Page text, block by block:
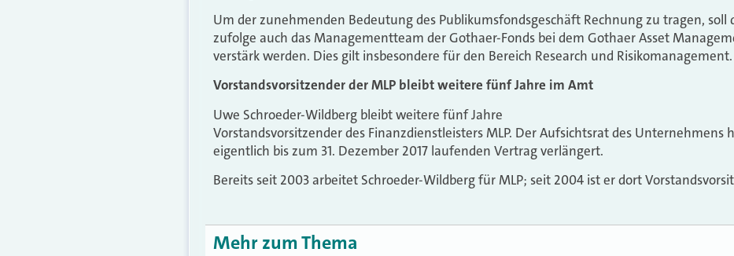
Um der zunehmenden Bedeutung des Publikumsfondsgeschäft Rechnung zu tragen, soll
zufolge auch das Managementteam der Gothaer-Fonds bei dem Gothaer Asset
verstärk werden. Dies gilt insbesondere für den Bereich Research und Risikomanagement.
Vorstandsvorsitzender der MLP bleibt weitere fünf Jahre im Amt
Uwe Schroeder-Wildberg bleibt weitere fünf Jahre
Vorstandsvorsitzender des Finanzdienstleisters MLP. Der Aufsichtsrat des Unternehmens
eigentlich bis zum 31. Dezember 2017 laufenden Vertrag verlängert.
Bereits seit 2003 arbeitet Schroeder-Wildberg für MLP; seit 2004 ist er dort
Mehr zum Thema